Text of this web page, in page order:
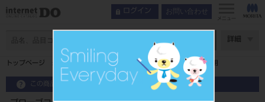
ログイン お問い合わせ
メニュー
詳細
トップページ プローブコード ルートＺＸミニ、ソルフィーＦ共用
この商品に関するお問い合わせ